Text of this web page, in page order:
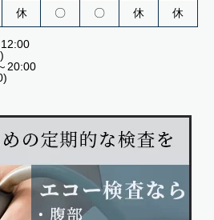
休 〇 〇 休 休
20:00